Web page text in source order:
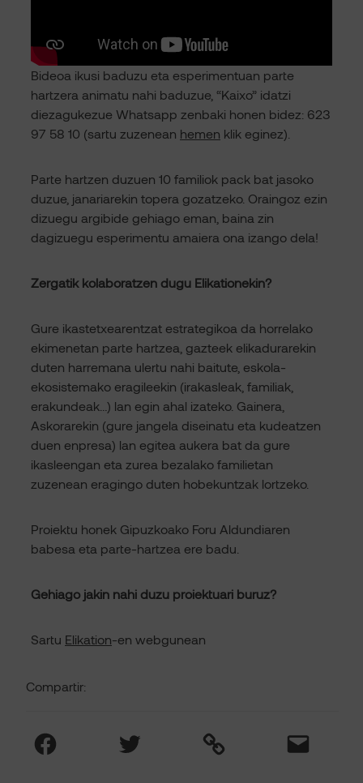
Compartir:
Facebook Twitter Link Mail
Bideoa ikusi baduzu eta esperimentuan parte
hartzera animatu nahi baduzue, “Kaixo” idatzi
diezagukezue Whatsapp zenbaki honen bidez: 623
97 58 10 (sartu zuzenean hemen klik eginez).
Parte hartzen duzuen 10 familiok pack bat jasoko
duzue, janariarekin topera gozatzeko. Oraingoz ezin
dizuegu argibide gehiago eman, baina zin
dagizuegu esperimentu amaiera ona izango dela!
Zergatik kolaboratzen dugu Elikationekin?
Gure ikastetxearentzat estrategikoa da horrelako
ekimenetan parte hartzea, gazteek elikadurarekin
duten harremana ulertu nahi baitute, eskola-
ekosistemako eragileekin (irakasleak, familiak,
erakundeak…) lan egin ahal izateko. Gainera,
Askorarekin (gure jangela diseinatu eta kudeatzen
duen enpresa) lan egitea aukera bat da gure
ikasleengan eta zurea bezalako familietan
zuzenean eragingo duten hobekuntzak lortzeko.
Proiektu honek Gipuzkoako Foru Aldundiaren
babesa eta parte-hartzea ere badu.
Gehiago jakin nahi duzu proiektuari buruz?
Sartu Elikation-en webgunean